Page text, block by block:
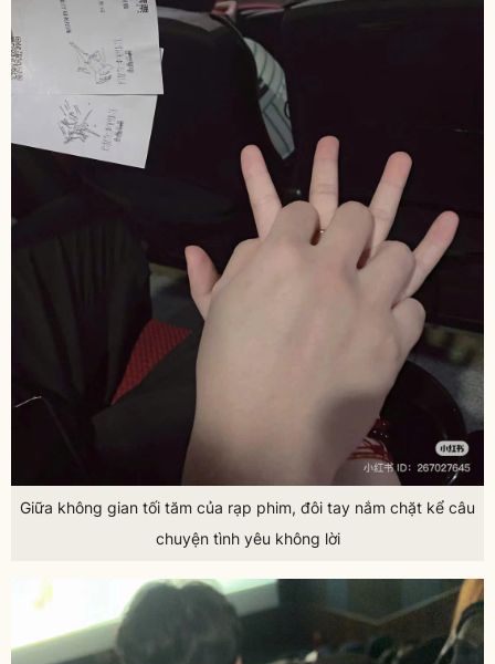
Giữa không gian tối tăm của rạp phim, đôi tay nắm chặt kể câu
chuyện tình yêu không lời